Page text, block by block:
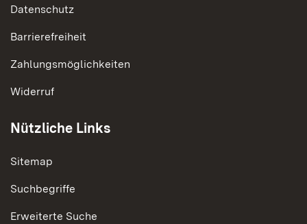
Datenschutz
Barrierefreiheit
Zahlungsmöglichkeiten
Widerruf
Nützliche Links
Sitemap
Suchbegriffe
Erweiterte Suche